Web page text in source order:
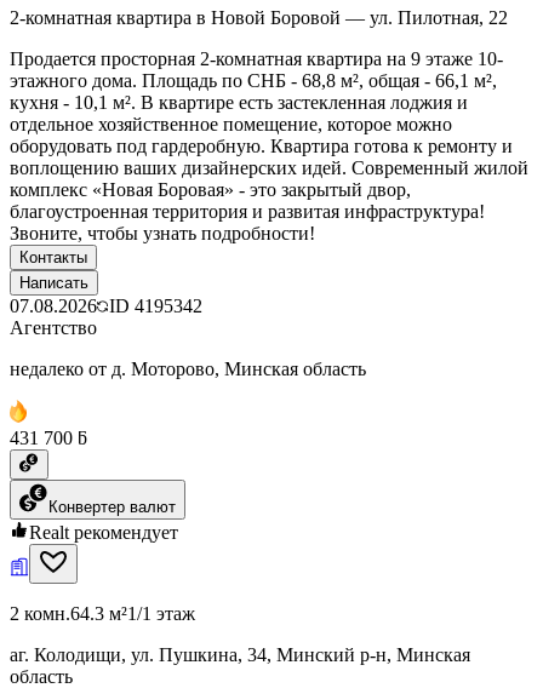
2-комнатная квартира в Новой Боровой — ул. Пилотная, 22
Продается просторная 2-комнатная квартира на 9 этаже 10-
этажного дома. Площадь по СНБ - 68,8 м², общая - 66,1 м²,
кухня - 10,1 м². В квартире есть застекленная лоджия и
отдельное хозяйственное помещение, которое можно
оборудовать под гардеробную. Квартира готова к ремонту и
воплощению ваших дизайнерских идей. Современный жилой
комплекс «Новая Боровая» - это закрытый двор,
благоустроенная территория и развитая инфраструктура!
Звоните, чтобы узнать подробности!
Контакты
Написать
07.08.2026 ID 4195342
Агентство
недалеко от д. Моторово, Минская область
431 700 ƃ
Конвертер валют
Realt рекомендует
2 комн.64.3 м²1/1 этаж
аг. Колодищи, ул. Пушкина, 34, Минский р-н, Минская
область